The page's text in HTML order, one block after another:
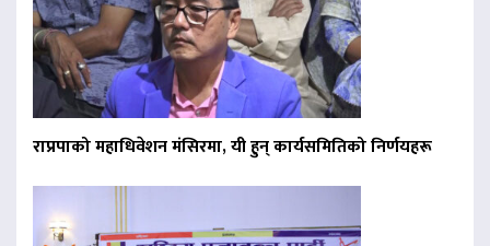
राप्रपाको महाधिवेशन मंसिरमा, यी हुन् कार्यसमितिको निर्णयहरू